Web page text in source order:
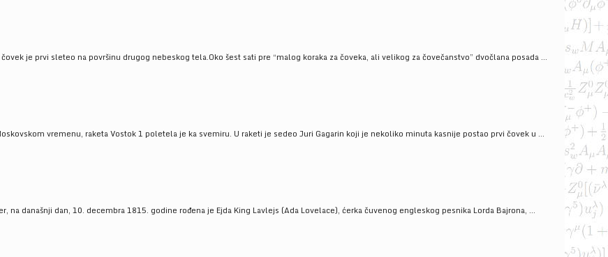
je prvi sleteo na površinu drugog nebeskog tela.Oko šest sati pre “malog koraka za čoveka, ali velikog za čovečanstvo” dvočlana posada ...
vremenu, raketa Vostok 1 poletela je ka svemiru. U raketi je sedeo Juri Gagarin koji je nekoliko minuta kasnije postao prvi čovek u ...
na današnji dan, 10. decembra 1815. godine rođena je Ejda King Lavlejs (Ada Lovelace), ćerka čuvenog engleskog pesnika Lorda Bajrona, ...